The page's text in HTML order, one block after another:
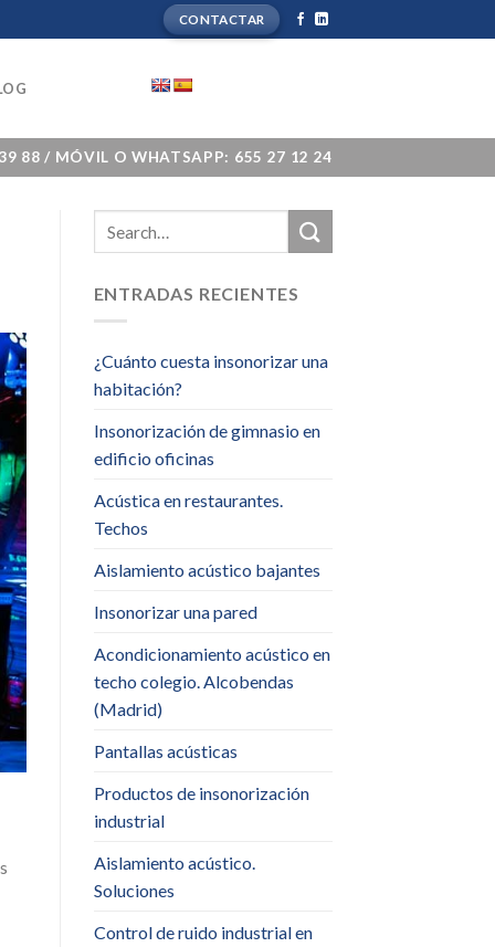
CONTACTAR
88 / MÓVIL O WHATSAPP: 655 27 12 24
ENTRADAS RECIENTES
¿Cuánto cuesta insonorizar una
habitación?
Insonorización de gimnasio en
edificio oficinas
Acústica en restaurantes.
Techos
Aislamiento acústico bajantes
Insonorizar una pared
Acondicionamiento acústico en
techo colegio. Alcobendas
(Madrid)
Pantallas acústicas
Productos de insonorización
industrial
Aislamiento acústico.
Soluciones
Control de ruido industrial en